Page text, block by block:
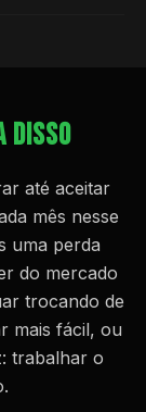
DISSO
até aceitar
mês nesse
uma perda
do mercado
trocando de
mais fácil, ou
trabalhar o